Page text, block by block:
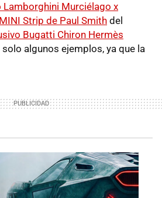
Lamborghini Murciélago x
Strip de Paul Smith del
Bugatti Chiron Hermès
algunos ejemplos, ya que la